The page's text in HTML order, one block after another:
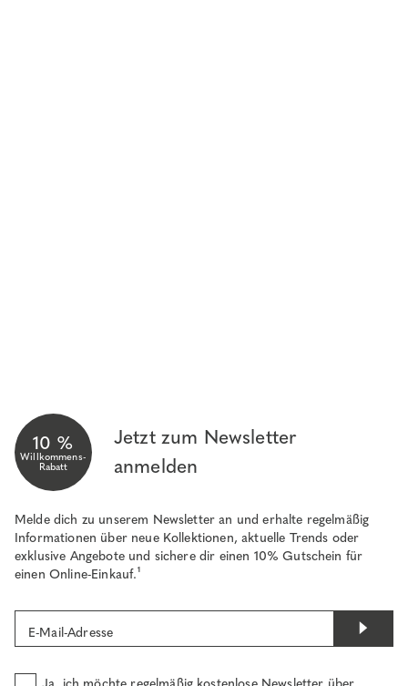
10 %
Willkommens-
Rabatt
Jetzt zum Newsletter
anmelden
Melde dich zu unserem Newsletter an und erhalte regelmäßig
Informationen über neue Kollektionen, aktuelle Trends oder
exklusive Angebote und sichere dir einen 10% Gutschein für
einen Online-Einkauf.¹
E-Mail-Adresse